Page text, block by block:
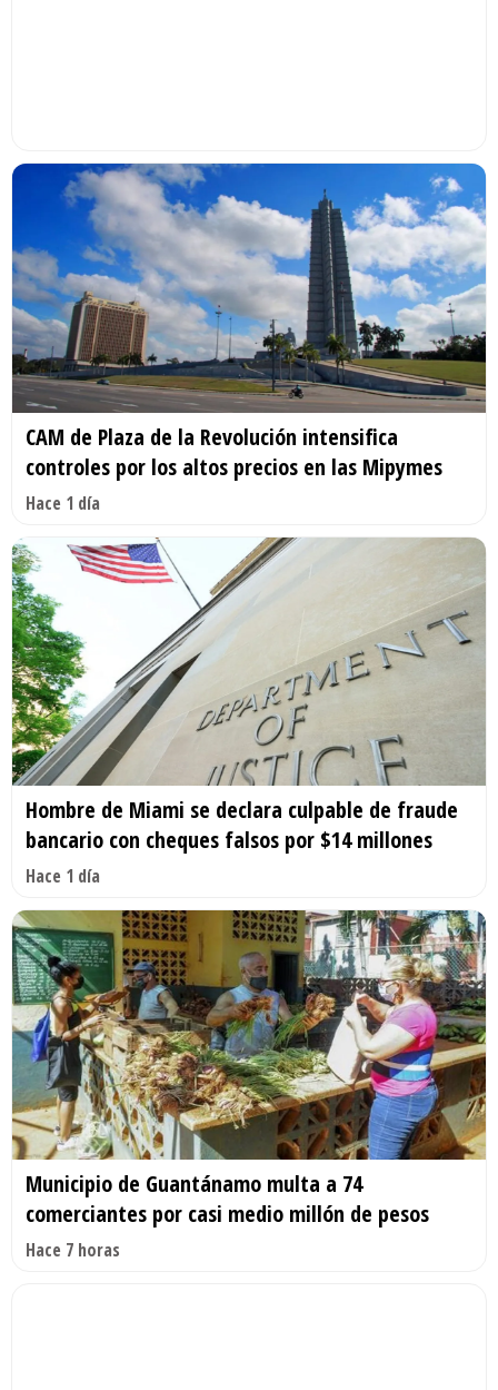
CAM de Plaza de la Revolución intensifica
controles por los altos precios en las Mipymes
Hace 1 día
Hombre de Miami se declara culpable de fraude
bancario con cheques falsos por $14 millones
Hace 1 día
Municipio de Guantánamo multa a 74
comerciantes por casi medio millón de pesos
Hace 7 horas